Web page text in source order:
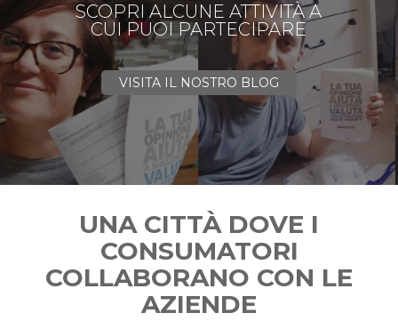
SCOPRI ALCUNE ATTIVITÀ A
CUI PUOI PARTECIPARE
VISITA IL NOSTRO BLOG
UNA CITTÀ DOVE I
CONSUMATORI
COLLABORANO CON LE
AZIENDE